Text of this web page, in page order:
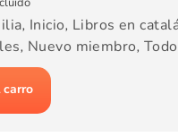
, Inicio, Libros en
, Nuevo miembro,